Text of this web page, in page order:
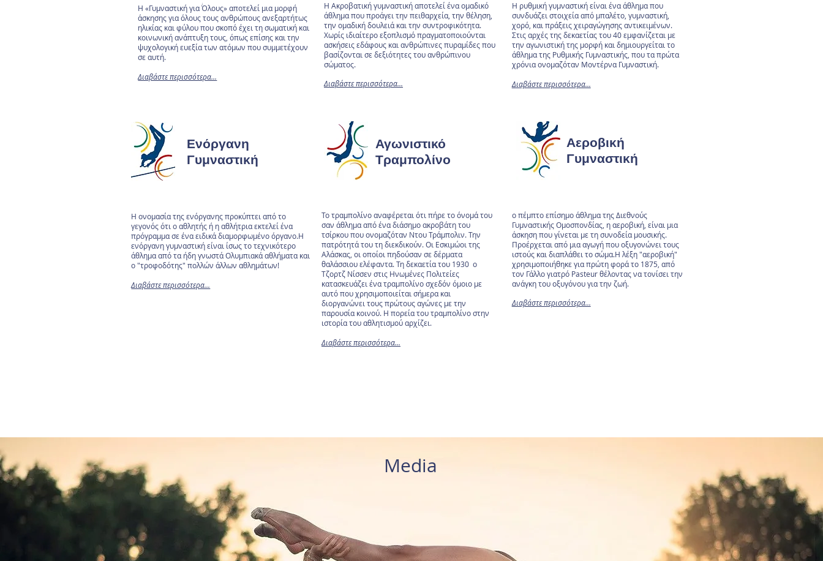
Η «Γυμναστική για Όλους» αποτελεί μια μορφή
άσκησης για όλους τους ανθρώπους ανεξαρτήτως
ηλικίας και φύλου που σκοπό έχει τη σωματική και
κοινωνική ανάπτυξη τους, όπως επίσης και την
ψυχολογική ευεξία των ατόμων που συμμετέχουν
σε αυτή.
Διαβάστε περισσότερα...
Η Ακροβατική γυμναστική αποτελεί ένα ομαδικό
άθλημα που προάγει την πειθαρχεία, την θέληση,
την ομαδική δουλειά και την συντροφικότητα.
Χωρίς ιδιαίτερο εξοπλισμό πραγματοποιούνται
ασκήσεις εδάφους και ανθρώπινες πυραμίδες που
βασίζονται σε δεξιότητες του ανθρώπινου
σώματος.
Διαβάστε περισσότερα...
Η ρυθμική γυμναστική είναι ένα άθλημα που
συνδυάζει στοιχεία από μπαλέτο, γυμναστική,
χορό, και πράξεις χειραγώγησης αντικειμένων.
Στις αρχές της δεκαετίας του 40 εμφανίζεται με
την αγωνιστική της μορφή και δημιουργείται το
άθλημα της Ρυθμικής Γυμναστικής, που τα πρώτα
χρόνια ονομαζόταν Μοντέρνα Γυμναστική.
Διαβάστε περισσότερα...
Ενόργανη
Γυμναστική
Η ονομασία της ενόργανης προκύπτει από το
γεγονός ότι ο αθλητής ή η αθλήτρια εκτελεί ένα
πρόγραμμα σε ένα ειδικά διαμορφωμένο όργανο.Η
ενόργανη γυμναστική είναι ίσως το τεχνικότερο
άθλημα από τα ήδη γνωστά Ολυμπιακά αθλήματα και
ο "τροφοδότης" πολλών άλλων αθλημάτων!
Διαβάστε περισσότερα...
Αγωνιστικό
Τραμπολίνο
Το τραμπολίνο αναφέρεται ότι πήρε το όνομά του
σαν άθλημα από ένα διάσημο ακροβάτη του
τσίρκου που ονομαζόταν Ντου Τράμπολιν. Την
πατρότητά του τη διεκδικούν. Οι Εσκιμώοι της
Αλάσκας, οι οποίοι πηδούσαν σε δέρματα
θαλάσσιου ελέφαντα. Τη δεκαετία του 1930 ο
Τζορτζ Νίσσεν στις Ηνωμένες Πολιτείες
κατασκευάζει ένα τραμπολίνο σχεδόν όμοιο με
αυτό που χρησιμοποιείται σήμερα και
διοργανώνει τους πρώτους αγώνες με την
παρουσία κοινού. Η πορεία του τραμπολίνο στην
ιστορία του αθλητισμού αρχίζει.
Διαβάστε περισσότερα...
Αεροβική
Γυμναστική
ο πέμπτο επίσημο άθλημα της Διεθνούς
Γυμναστικής Ομοσπονδίας, η αεροβική, είναι μια
άσκηση που γίνεται με τη συνοδεία μουσικής.
Προέρχεται από μια αγωγή που οξυγονώνει τους
ιστούς και διαπλάθει το σώμα.Η λέξη "αεροβική"
χρησιμοποιήθηκε για πρώτη φορά το 1875, από
τον Γάλλο γιατρό Pasteur θέλοντας να τονίσει την
ανάγκη του οξυγόνου για την ζωή.
Διαβάστε περισσότερα...
Media